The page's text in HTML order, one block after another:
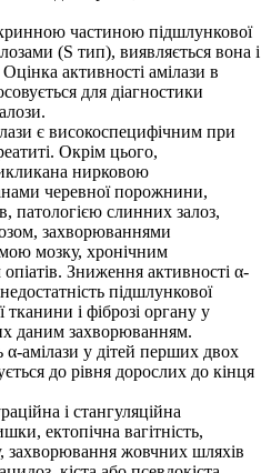
частиною підшлункової
(S тип), виявляється вона і
активності амілази в
для діагностики
є високоспецифічним при
Окрім цього,
нирковою
черевної порожнини,
патологією слинних залоз,
захворюваннями
мозку, хронічним
Зниження активності α-
підшлункової
тканини і фіброзі органу у
даним захворюванням.
амілази у дітей перших двох
до рівня дорослих до кінця
і стангуляційна
ектопічна вагітність,
захворювання жовчних шляхів